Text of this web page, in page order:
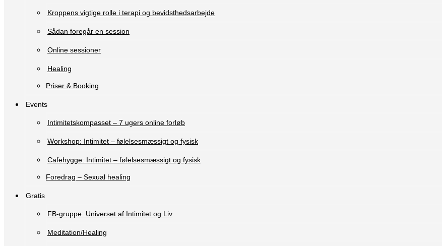
Kroppens vigtige rolle i terapi og bevidsthedsarbejde
Sådan foregår en session
Online sessioner
Healing
Priser & Booking
Events
Intimitetskompasset – 7 ugers online forløb
Workshop: Intimitet – følelsesmæssigt og fysisk
Cafehygge: Intimitet – følelsesmæssigt og fysisk
Foredrag – Sexual healing
Gratis
FB-gruppe: Universet af Intimitet og Liv
Meditation/Healing